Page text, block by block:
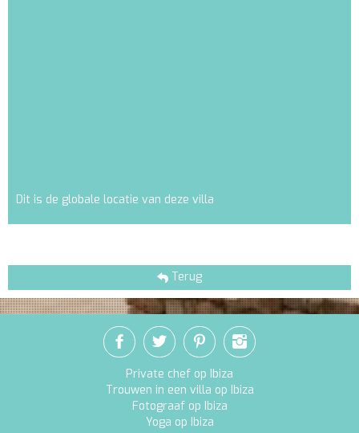
Dit is de globale locatie van deze villa
Terug
Private chef op Ibiza
Trouwen in een villa op Ibiza
Fotograaf op Ibiza
Yoga op Ibiza